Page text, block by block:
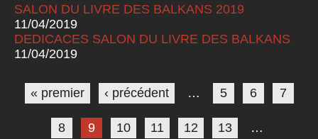
SALON DU LIVRE DES BALKANS 2019
11/04/2019
DEDICACES SALON DU LIVRE DES BALKANS
11/04/2019
Pages
« premier ‹ précédent … 5 6 7
8 9 10 11 12 13 …